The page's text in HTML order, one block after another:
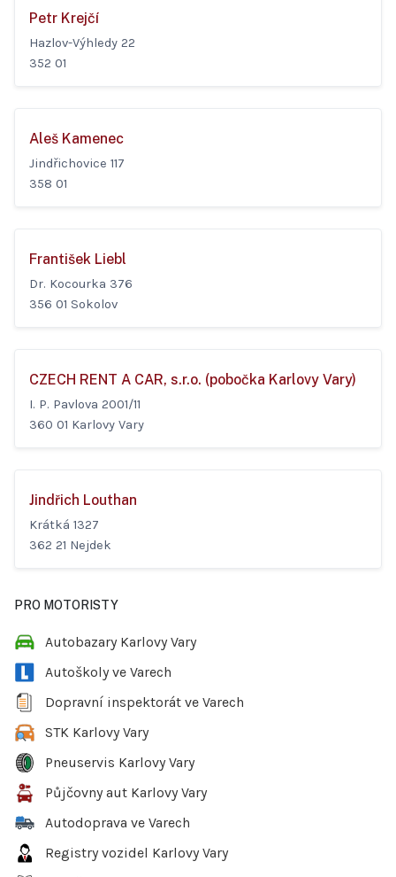
Petr Krejčí
Hazlov-Výhledy 22
352 01
Aleš Kamenec
Jindřichovice 117
358 01
František Liebl
Dr. Kocourka 376
356 01 Sokolov
CZECH RENT A CAR, s.r.o. (pobočka Karlovy Vary)
I. P. Pavlova 2001/11
360 01 Karlovy Vary
Jindřich Louthan
Krátká 1327
362 21 Nejdek
PRO MOTORISTY
Autobazary Karlovy Vary
Autoškoly ve Varech
Dopravní inspektorát ve Varech
STK Karlovy Vary
Pneuservis Karlovy Vary
Půjčovny aut Karlovy Vary
Autodoprava ve Varech
Registry vozidel Karlovy Vary